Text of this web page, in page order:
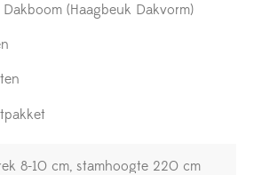
(Haagbeuk Dakvorm)